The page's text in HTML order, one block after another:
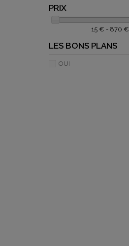
PRIX
15 € - 870 €
LES BONS PLANS
OUI